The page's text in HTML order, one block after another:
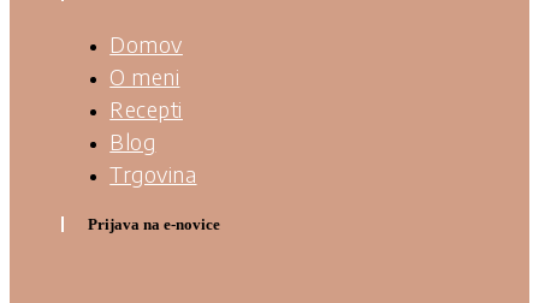
Domov
O meni
Recepti
Blog
Trgovina
Prijava na e-novice